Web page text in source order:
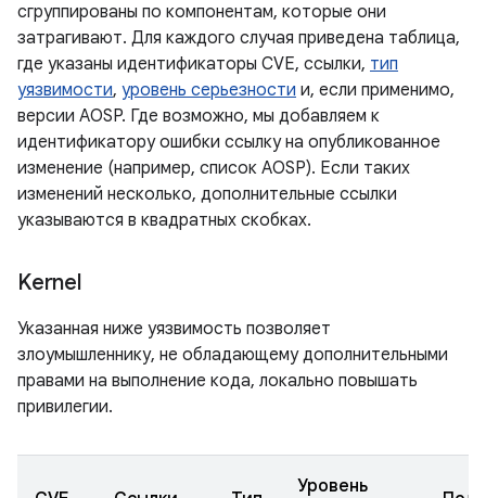
сгруппированы по компонентам, которые они
затрагивают. Для каждого случая приведена таблица,
где указаны идентификаторы CVE, ссылки, тип
уязвимости, уровень серьезности и, если применимо,
версии AOSP. Где возможно, мы добавляем к
идентификатору ошибки ссылку на опубликованное
изменение (например, список AOSP). Если таких
изменений несколько, дополнительные ссылки
указываются в квадратных скобках.
Kernel
Указанная ниже уязвимость позволяет
злоумышленнику, не обладающему дополнительными
правами на выполнение кода, локально повышать
привилегии.
Уровень